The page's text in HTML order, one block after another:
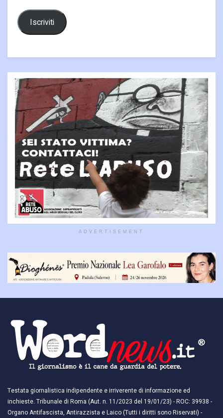
Iscriviti
ADVERTISEMENT
Testata giornalistica indipendente e irriverente di informazione ed
inchieste. Tribunale di Roma (Aut. n. 11/2023 del 19/01/23) - ROC: 39938 -
Organo Antifascista, Antirazzista e Laico (Tutti i diritti sono Riservati) -